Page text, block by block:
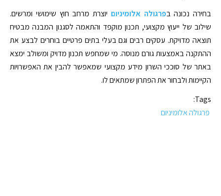
בחירה נכונה בפרגולה אלומיניום יוצרת מרחב חוץ שימושי ומרשים.
שילוב של ייעוץ מקצועי, תכנון מוקפד והתאמה לסגנון המבנה מבטיח
תוצאה מדויקת. עסקים רבים וגם בעלי בתים פרטיים בוחרים לבצע את
ההתקנה באמצעות גורם מנוסה. מי שמחפש תכנון מדויק ומשולב ימצא
באתר של סוככי השרון מידע מקצועי שמאפשר להבין את האפשרויות
הקיימות ולבחור את הפתרון שמתאים לו.
Tags:
פרגולה אלומיניום